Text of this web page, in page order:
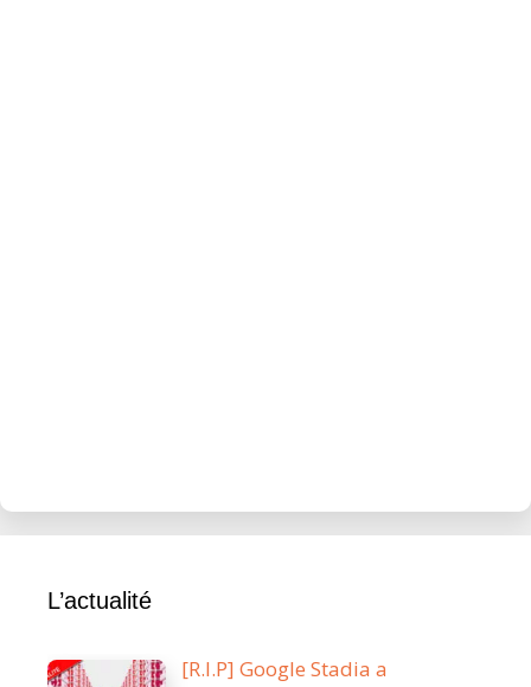
L’actualité
[R.I.P] Google Stadia a